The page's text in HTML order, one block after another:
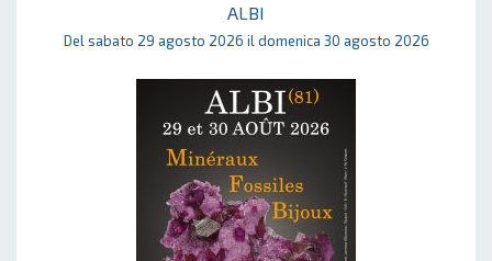
ALBI
Del sabato 29 agosto 2026 il domenica 30 agosto 2026